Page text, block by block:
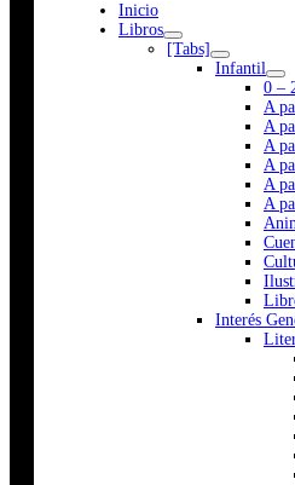
Inicio
Libros
[Tabs]
Infantil
0 –
A
A
A
A
A
A
Interés